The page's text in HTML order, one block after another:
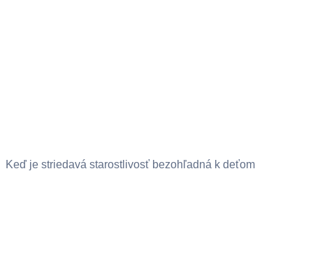
Keď je striedavá starostlivosť bezohľadná k deťom